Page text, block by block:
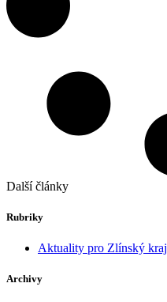
Další články
Rubriky
Aktuality pro Zlínský kraj
Archivy